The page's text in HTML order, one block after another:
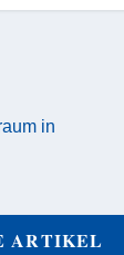
in
ARTIKEL